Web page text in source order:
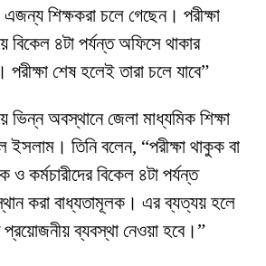
শিক্ষকরা চলে গেছেন। পরীক্ষা
বিকেল ৪টা পর্যন্ত অফিসে থাকার
শেষ হলেই তারা চলে যাবে”
ভিন্ন অবস্থানে জেলা মাধ্যমিক শিক্ষা
ইসলাম। তিনি বলেন, “পরীক্ষা থাকুক বা
ও কর্মচারীদের বিকেল ৪টা পর্যন্ত
করা বাধ্যতামূলক। এর ব্যত্যয় হলে
প্রয়োজনীয় ব্যবস্থা নেওয়া হবে।”